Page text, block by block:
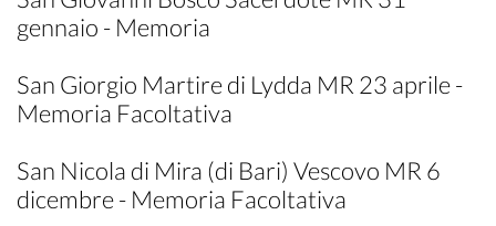
gennaio - Memoria
San Giorgio Martire di Lydda MR 23 aprile -
Memoria Facoltativa
San Nicola di Mira (di Bari) Vescovo MR 6
dicembre - Memoria Facoltativa